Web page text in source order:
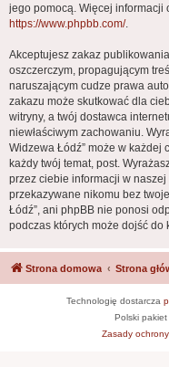
jego pomocą. Więcej informacji
https://www.phpbb.com/.
Akceptujesz zakaz
oszczerczym, propagującym
naruszającym cudze prawa
zakazu może skutkować dla
witryny, a twój dostawca
niewłaściwym zachowaniu.
Widzewa Łódź” może w każdej
każdy twój temat, post.
przez ciebie informacji w
przekazywane nikomu bez
Łódź”, ani phpBB nie ponosi
podczas których może dojść do
Strona domowa Strona
Technologię dostarcza
Polski
Zasady